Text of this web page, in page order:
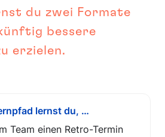
du zwei Formate
bessere
erzielen.
lernst du, …
Team einen Retro-Termin